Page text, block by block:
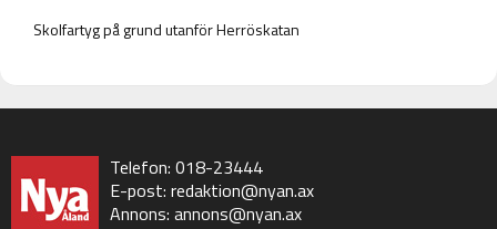
Skolfartyg på grund utanför Herröskatan
Telefon: 018-23444
E-post: redaktion@nyan.ax
Annons: annons@nyan.ax